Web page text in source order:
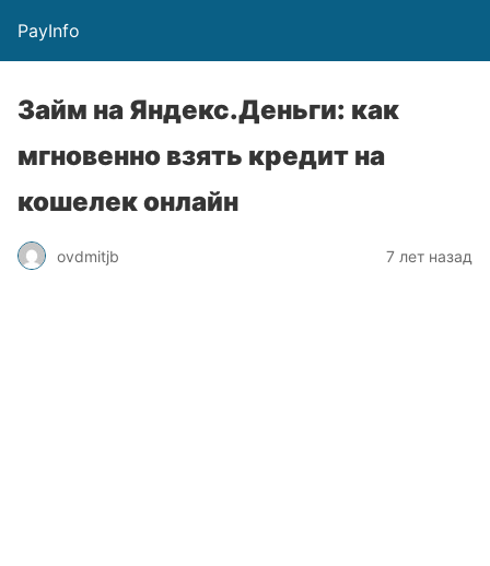
PayInfo
Займ на Яндекс.Деньги: как
мгновенно взять кредит на
кошелек онлайн
ovdmitjb 7 лет назад